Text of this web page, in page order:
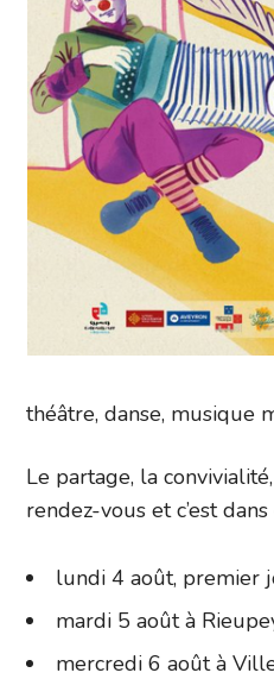
théâtre, danse, musique
Le partage, la
rendez-vous et c’est
lundi 4 août, premier
mardi 5 août à
mercredi 6 août à